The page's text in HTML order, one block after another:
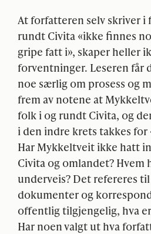
At forfatteren selv skriver
rundt Civita «ikke finnes
gripe fatt i», skaper heller
forventninger. Leseren får
noe særlig om prosess og
frem av notene at
folk i og rundt Civita, og
i den indre krets takkes for
Har Mykkeltveit ikke hatt
Civita og omlandet? Hvem
underveis? Det refereres
dokumenter og
offentlig tilgjengelig, hva
Har noen valgt ut hva